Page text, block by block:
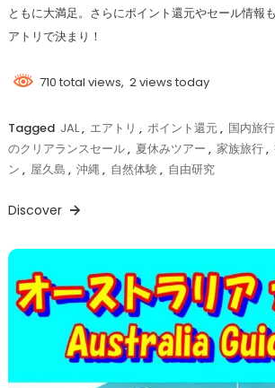
ともに大満足。さらにポイント還元やセール情報
アトリで決まり！
710 total views, 2 views today
Tagged JAL, エアトリ , ポイント還元, 国内旅行
のクリアランスセール, 夏休みツアー , 家族旅行,
ン , 屋久島 , 沖縄, 自然体験, 自由研究
Discover